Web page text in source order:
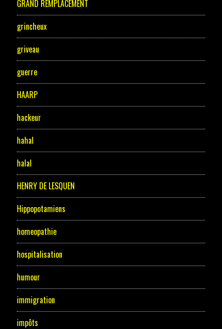
GRAND REMPLACEMENT
grincheux
griveau
guerre
HAARP
hackeur
hahal
halal
HENRY DE LESQUEN
Hippopotamiens
homeopathie
hospitalisation
humour
immigration
impôts